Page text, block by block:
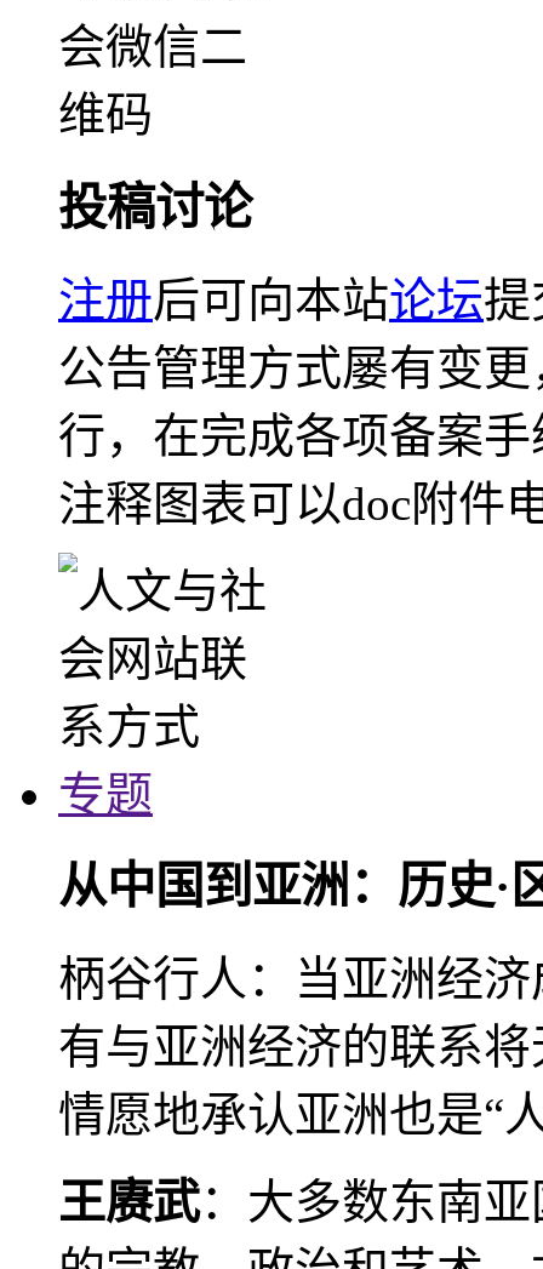
投稿讨论
注册后可向本站论坛提
公告管理方式屡有变
行，在完成各项备案
注释图表可以doc附件
专题
从中国到亚洲：历史·
柄谷行人：当亚洲经
有与亚洲经济的联系
情愿地承认亚洲也是“
王赓武：大多数东南